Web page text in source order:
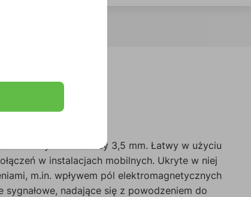
o średnicy 3,5 mm. Łatwy w użyciu
w instalacjach mobilnych. Ukryte w niej
m.in. wpływem pól elektromagnetycznych
nadające się z powodzeniem do